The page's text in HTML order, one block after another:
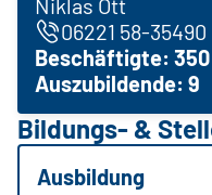
06221 58-35490
Beschäftigte: 350
Auszubildende: 9
Bildungs- &
Ausbildung